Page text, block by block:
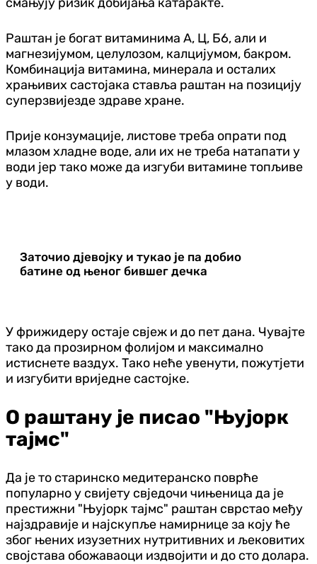
Раштан је богат витаминима А, Ц, Б6, али и
магнезијумом, целулозом, калцијумом, бакром.
Комбинација витамина, минерала и осталих
храњивих састојака ставља раштан на позицију
суперзвијезде здраве хране.
Прије конзумације, листове треба опрати под
млазом хладне воде, али их не треба натапати у
води јер тако може да изгуби витамине топљиве
у води.
Заточио дјевојку и тукао је па добио
батине од њеног бившег дечка
У фрижидеру остаје свјеж и до пет дана. Чувајте
тако да прозирном фолијом и максимално
истиснете ваздух. Тако неће увенути, пожутјети
и изгубити вриједне састојке.
О раштану је писао "Њујорк
тајмс"
Да је то старинско медитеранско поврће
популарно у свијету свједочи чињеница да је
престижни "Њујорк тајмс" раштан сврстао међу
најздравије и најскупље намирнице за коју ће
због њених изузетних нутритивних и љековитих
својстава обожаваоци издвојити и до сто долара.